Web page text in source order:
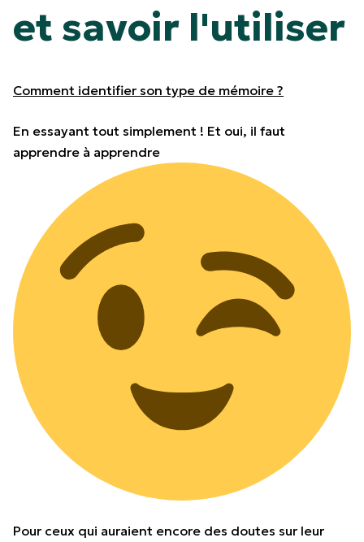
et savoir l'utiliser
Comment identifier son type de mémoire ?
En essayant tout simplement ! Et oui, il faut
apprendre à apprendre
Pour ceux qui auraient encore des doutes sur leur